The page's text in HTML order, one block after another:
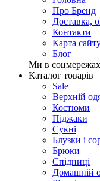
Про Бренд
Доставка,
Контакти
Карта
Блог
Ми в соцмережах
Каталог товарів
Sale
Верхній
Костюми
Піджаки
Сукні
Блузки і
Брюки
Спідниці
Домашній